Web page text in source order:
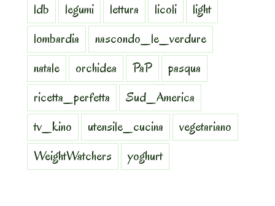
ldb
legumi lettura licoli
light
lombardia
nascondo_le_verdure
natale
orchidea PaP
pasqua
ricetta_perfetta
Sud_America
tv_kino
utensile_cucina
vegetariano
WeightWatchers
yoghurt